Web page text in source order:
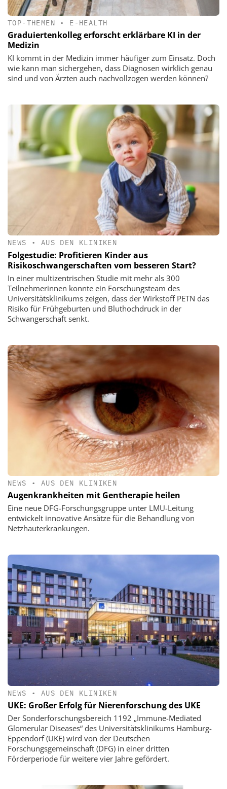
TOP-THEMEN • E-HEALTH
Graduiertenkolleg erforscht erklärbare KI in der
Medizin
KI kommt in der Medizin immer häufiger zum Einsatz. Doch
wie kann man sichergehen, dass Diagnosen wirklich genau
sind und von Ärzten auch nachvollzogen werden können?
NEWS • AUS DEN KLINIKEN
Folgestudie: Profitieren Kinder aus
Risikoschwangerschaften vom besseren Start?
In einer multizentrischen Studie mit mehr als 300
Teilnehmerinnen konnte ein Forschungsteam des
Universitätsklinikums zeigen, dass der Wirkstoff PETN das
Risiko für Frühgeburten und Bluthochdruck in der
Schwangerschaft senkt.
NEWS • AUS DEN KLINIKEN
Augenkrankheiten mit Gentherapie heilen
Eine neue DFG-Forschungsgruppe unter LMU-Leitung
entwickelt innovative Ansätze für die Behandlung von
Netzhauterkrankungen.
NEWS • AUS DEN KLINIKEN
UKE: Großer Erfolg für Nierenforschung des UKE
Der Sonderforschungsbereich 1192 „Immune-Mediated
Glomerular Diseases“ des Universitätsklinikums Hamburg-
Eppendorf (UKE) wird von der Deutschen
Forschungsgemeinschaft (DFG) in einer dritten
Förderperiode für weitere vier Jahre gefördert.